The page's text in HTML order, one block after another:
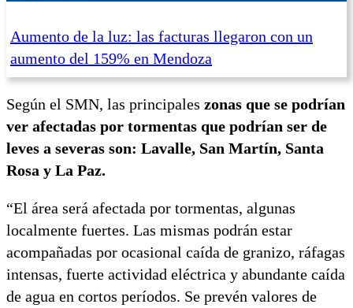
Aumento de la luz: las facturas llegaron con un
aumento del 159% en Mendoza
Según el SMN, las principales zonas que se podrían
ver afectadas por tormentas que podrían ser de
leves a severas son: Lavalle, San Martín, Santa
Rosa y La Paz.
“El área será afectada por tormentas, algunas
localmente fuertes. Las mismas podrán estar
acompañadas por ocasional caída de granizo, ráfagas
intensas, fuerte actividad eléctrica y abundante caída
de agua en cortos períodos. Se prevén valores de